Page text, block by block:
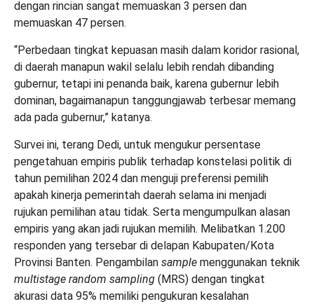
dengan rincian sangat memuaskan 3 persen dan
memuaskan 47 persen.
“Perbedaan tingkat kepuasan masih dalam koridor rasional,
di daerah manapun wakil selalu lebih rendah dibanding
gubernur, tetapi ini penanda baik, karena gubernur lebih
dominan, bagaimanapun tanggungjawab terbesar memang
ada pada gubernur,” katanya.
Survei ini, terang Dedi, untuk mengukur persentase
pengetahuan empiris publik terhadap konstelasi politik di
tahun pemilihan 2024 dan menguji preferensi pemilih
apakah kinerja pemerintah daerah selama ini menjadi
rujukan pemilihan atau tidak. Serta mengumpulkan alasan
empiris yang akan jadi rujukan memilih. Melibatkan 1.200
responden yang tersebar di delapan Kabupaten/Kota
Provinsi Banten. Pengambilan sample menggunakan teknik
multistage random sampling (MRS) dengan tingkat
akurasi data 95% memiliki pengukuran kesalahan